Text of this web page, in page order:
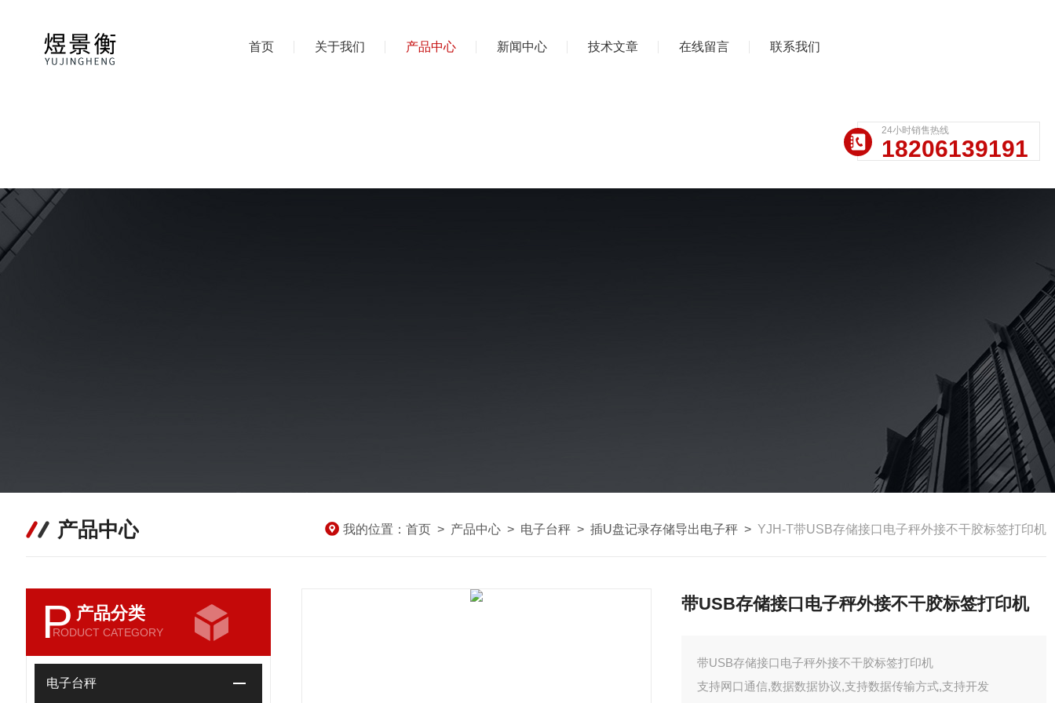
首页 关于我们 产品中心 新闻中心 技术文章 在线留言 联系我们
24小时销售热线
18206139191
产品中心 我的位置： 首页 > 产品中心 > 电子台秤 > 插U盘记录存储导出电子秤 > YJH-T带USB存储接口电子秤外接不干胶标签打印机
P 产品分类
RODUCT CATEGORY
电子台秤
带USB存储接口电子秤外接不干胶标签打印机
带USB存储接口电子秤外接不干胶标签打印机
支持网口通信,数据数据协议,支持数据传输方式,支持开发